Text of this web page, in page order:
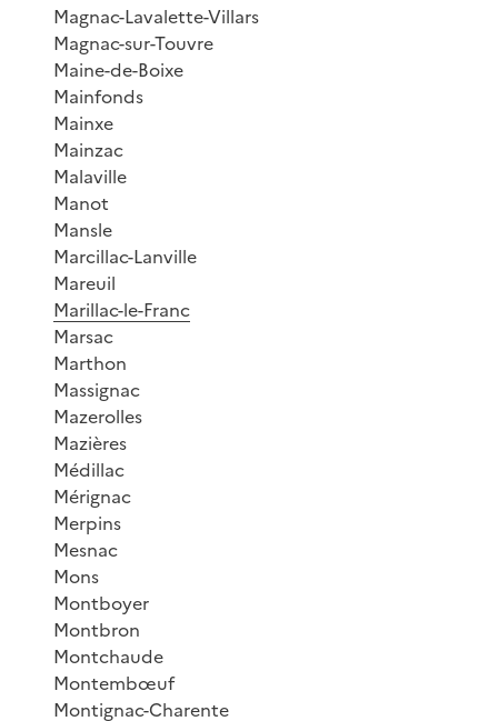
Magnac-Lavalette-Villars
Magnac-sur-Touvre
Maine-de-Boixe
Mainfonds
Mainxe
Mainzac
Malaville
Manot
Mansle
Marcillac-Lanville
Mareuil
Marillac-le-Franc
Marsac
Marthon
Massignac
Mazerolles
Mazières
Médillac
Mérignac
Merpins
Mesnac
Mons
Montboyer
Montbron
Montchaude
Montembœuf
Montignac-Charente